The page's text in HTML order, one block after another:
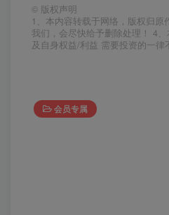
© 版权声明
1、本内容转载于网络，版权归
我们，会尽快给予删除处理！ 4
及自身权益/利益 需要投资的一
会员专属